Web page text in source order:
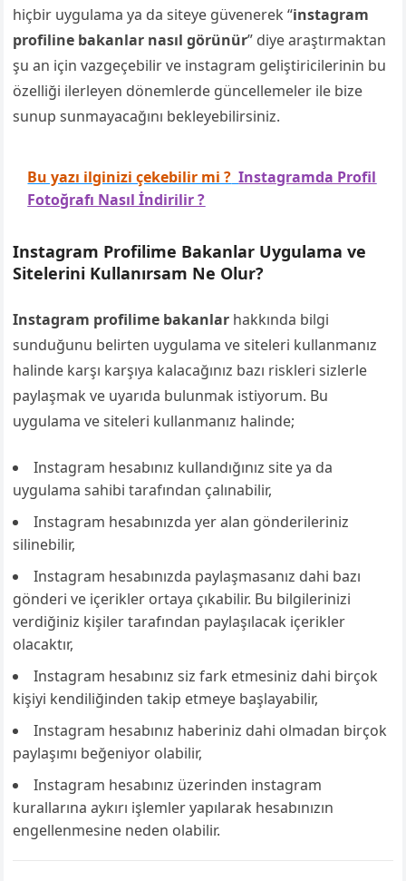
hiçbir uygulama ya da siteye güvenerek “instagram
profiline bakanlar nasıl görünür” diye araştırmaktan
şu an için vazgeçebilir ve instagram geliştiricilerinin bu
özelliği ilerleyen dönemlerde güncellemeler ile bize
sunup sunmayacağını bekleyebilirsiniz.
Bu yazı ilginizi çekebilir mi ? Instagramda Profil
Fotoğrafı Nasıl İndirilir ?
Instagram Profilime Bakanlar Uygulama ve
Sitelerini Kullanırsam Ne Olur?
Instagram profilime bakanlar hakkında bilgi
sunduğunu belirten uygulama ve siteleri kullanmanız
halinde karşı karşıya kalacağınız bazı riskleri sizlerle
paylaşmak ve uyarıda bulunmak istiyorum. Bu
uygulama ve siteleri kullanmanız halinde;
Instagram hesabınız kullandığınız site ya da
uygulama sahibi tarafından çalınabilir,
Instagram hesabınızda yer alan gönderileriniz
silinebilir,
Instagram hesabınızda paylaşmasanız dahi bazı
gönderi ve içerikler ortaya çıkabilir. Bu bilgilerinizi
verdiğiniz kişiler tarafından paylaşılacak içerikler
olacaktır,
Instagram hesabınız siz fark etmesiniz dahi birçok
kişiyi kendiliğinden takip etmeye başlayabilir,
Instagram hesabınız haberiniz dahi olmadan birçok
paylaşımı beğeniyor olabilir,
Instagram hesabınız üzerinden instagram
kurallarına aykırı işlemler yapılarak hesabınızın
engellenmesine neden olabilir.